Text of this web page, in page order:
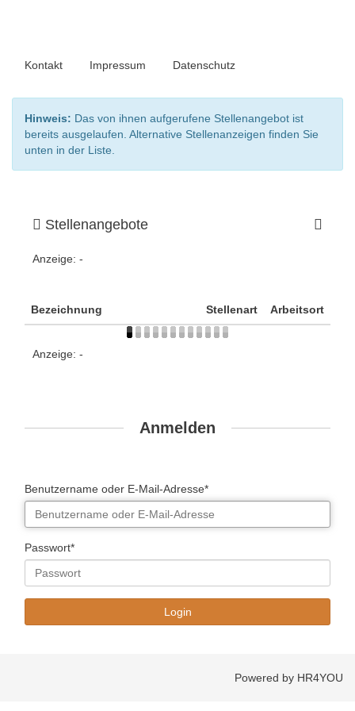
Kontakt Impressum Datenschutz
Hinweis: Das von ihnen aufgerufene Stellenangebot ist
bereits ausgelaufen. Alternative Stellenanzeigen finden Sie
unten in der Liste.
Stellenangebote
Anzeige: -
Bezeichnung Stellenart Arbeitsort
Anzeige: -
Anmelden
Benutzername oder E-Mail-Adresse*
Passwort*
Powered by HR4YOU